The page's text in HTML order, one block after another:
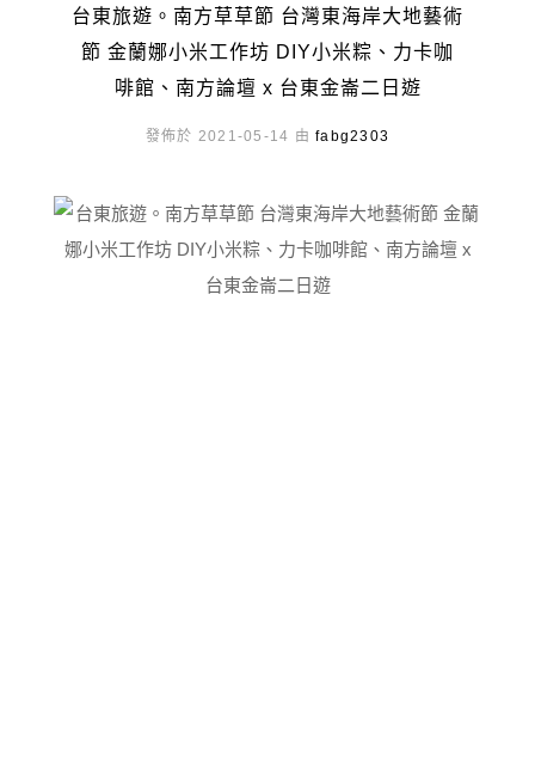
台東旅遊。南方草草節 台灣東海岸大地藝術
節 金蘭娜小米工作坊 DIY小米粽、力卡咖
啡館、南方論壇 x 台東金崙二日遊
發佈於 2021-05-14 由fabg2303